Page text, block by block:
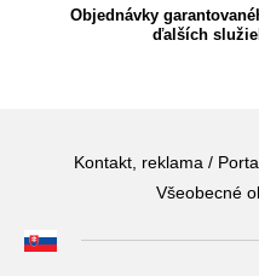
Objednávky
ďalších
Kontakt, reklama /
Všeobecné